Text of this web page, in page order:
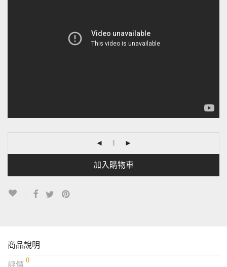
加入購物車
商品說明
評價
0